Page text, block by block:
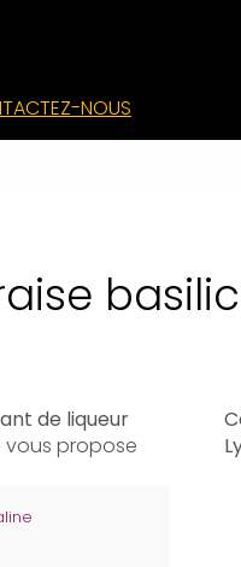
NOUS
de liqueur
vous propose